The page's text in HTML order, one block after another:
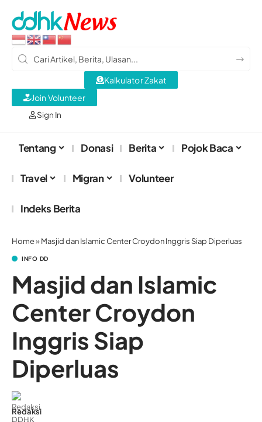
Sign In
Kalkulator Zakat
Join Volunteer
Tentang Donasi Berita Pojok Baca
Travel Migran Volunteer
Indeks Berita
Home»Masjid dan Islamic Center Croydon Inggris Siap Diperluas
INFO DD
Masjid dan Islamic
Center Croydon
Inggris Siap
Diperluas
Redaksi